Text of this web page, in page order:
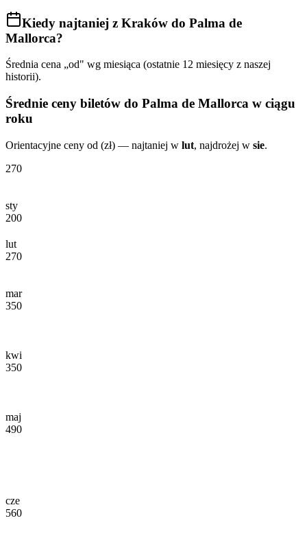
Kiedy najtaniej z Kraków do Palma de
Mallorca?
Średnia cena „od" wg miesiąca (ostatnie 12 miesięcy z naszej
historii).
Średnie ceny biletów do Palma de Mallorca w ciągu
roku
Orientacyjne ceny od (zł) — najtaniej w lut, najdrożej w sie.
270
sty
200
lut
270
mar
350
kwi
350
maj
490
cze
560